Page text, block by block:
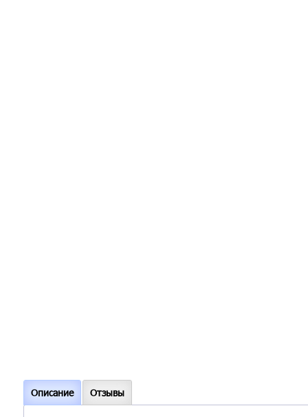
Описание Отзывы